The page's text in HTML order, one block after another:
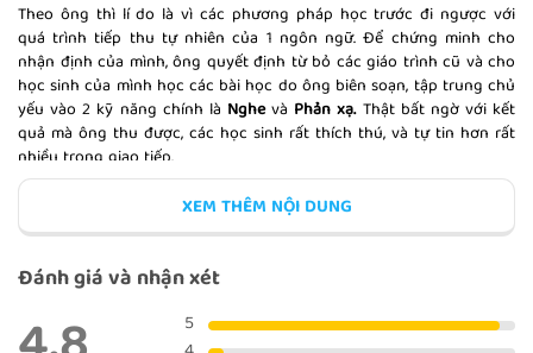
THE RACE
BAD CHOICES 1
BAD CHOICES 2
Theo ông thì lí do là vì các phương pháp học trước đi ngược với
quá trình tiếp thu tự nhiên của 1 ngôn ngữ. Để chứng minh cho
nhận định của mình, ông quyết định từ bỏ các giáo trình cũ và cho
học sinh của mình học các bài học do ông biên soạn, tập trung chủ
yếu vào 2 kỹ năng chính là Nghevà Phản xạ.Thật bất ngờ với kết
quả mà ông thu được, các học sinh rất thích thú, và tự tin hơn rất
nhiều trong giao tiếp.
Sau đó, ông đã trở về Mỹ, tham gia vào 2 khóa đào tạo chính tại Học
viện tư duy phát triển con người & Khóa học về phương pháp giảng
dạy TESOL. Ông cùng những người bạn của mình trong 2 khóa học
này sáng lập nên Hệ thống phương pháp học tiếng Anh Effortless
English.
Để tìm hiểu nhiều hơn về phương pháp này các bạn có thể xem tại
XEM THÊM NỘI DUNG
Đánh giá và nhận xét
5